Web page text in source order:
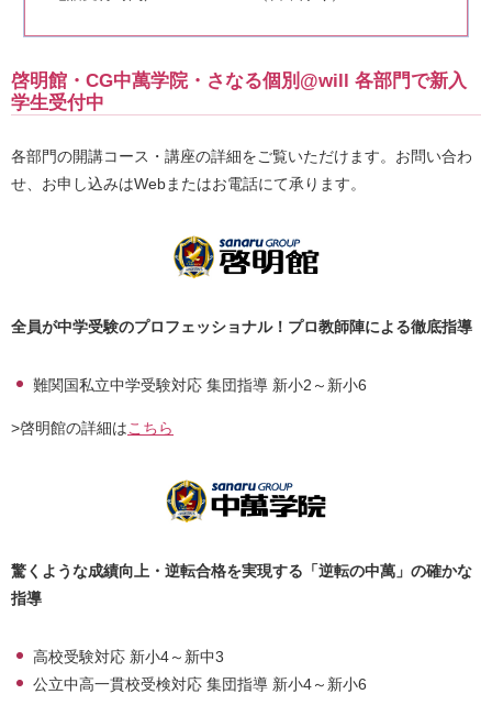
啓明館・CG中萬学院・さなる個別@will 各部門で新入
学生受付中
各部門の開講コース・講座の詳細をご覧いただけます。お問い合わ
せ、お申し込みはWebまたはお電話にて承ります。
全員が中学受験のプロフェッショナル！プロ教師陣による徹底指導
難関国私立中学受験対応 集団指導 新小2～新小6
>啓明館の詳細はこちら
驚くような成績向上・逆転合格を実現する「逆転の中萬」の確かな
指導
高校受験対応 新小4～新中3
公立中高一貫校受検対応 集団指導 新小4～新小6